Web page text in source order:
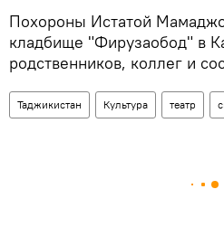
Похороны Истатой
кладбище "Фирузаобод" в
родственников, коллег и
Таджикистан Культура театр